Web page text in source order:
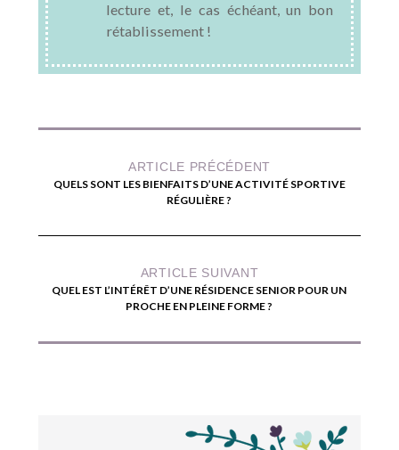
lecture et, le cas échéant, un bon
rétablissement !
ARTICLE PRÉCÉDENT
QUELS SONT LES BIENFAITS D’UNE ACTIVITÉ SPORTIVE
RÉGULIÈRE ?
ARTICLE SUIVANT
QUEL EST L’INTÉRÊT D’UNE RÉSIDENCE SENIOR POUR UN
PROCHE EN PLEINE FORME ?